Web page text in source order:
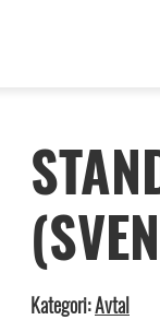
Kategori:Avtal